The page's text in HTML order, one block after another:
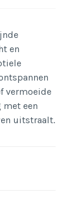
en
vermoeide
een
uitstraalt.